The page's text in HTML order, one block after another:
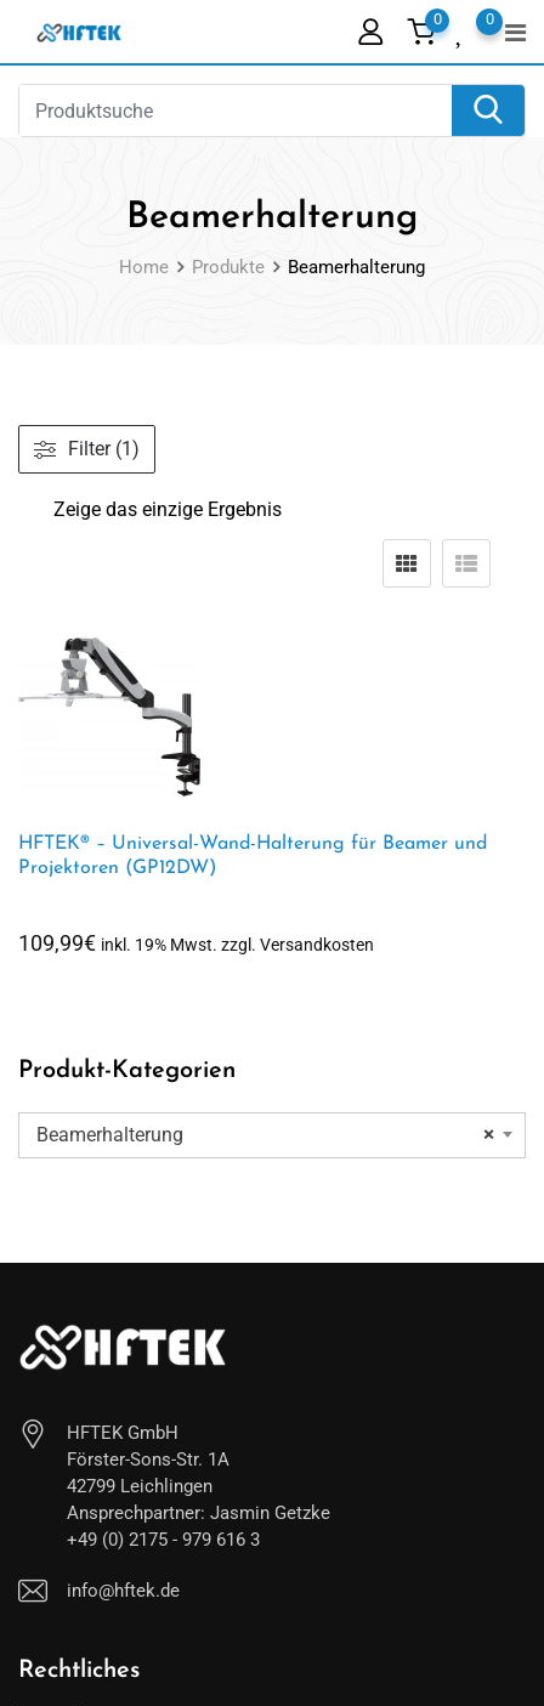
content
0
0
Beamerhalterung
Home Produkte Beamerhalterung
Filter (1)
Zeige das einzige Ergebnis
HFTEK® – Universal-Wand-Halterung für Beamer und
Projektoren (GP12DW)
109,99€ inkl. 19% Mwst. zzgl. Versandkosten
Produkt-Kategorien
×
Beamerhalterung
HFTEK GmbH
Förster-Sons-Str. 1A
42799 Leichlingen
Ansprechpartner: Jasmin Getzke
+49 (0) 2175 - 979 616 3
info@hftek.de
Rechtliches